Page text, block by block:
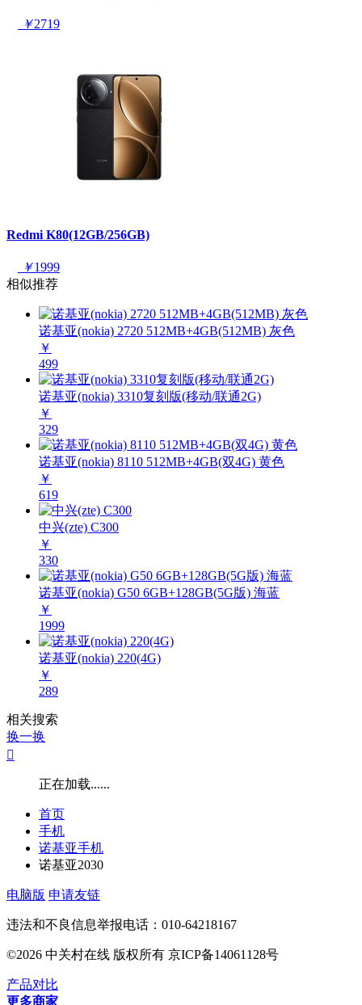
￥2719
Redmi K80(12GB/256GB)
￥1999
相似推荐
诺基亚(nokia) 2720 512MB+4GB(512MB) 灰色
￥
499
诺基亚(nokia) 3310复刻版(移动/联通2G)
￥
329
诺基亚(nokia) 8110 512MB+4GB(双4G) 黄色
￥
619
中兴(zte) C300
￥
330
诺基亚(nokia) G50 6GB+128GB(5G版) 海蓝
￥
1999
诺基亚(nokia) 220(4G)
￥
289
相关搜索
换一换

正在加载......
首页
手机
诺基亚手机
诺基亚2030
电脑版 申请友链
违法和不良信息举报电话：010-64218167
©2026 中关村在线 版权所有 京ICP备14061128号
产品对比
更多商家